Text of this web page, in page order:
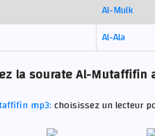
Al-Mulk
Al-Ala
la sourate Al-Mutaffifin
mp3:choisissez un lecteur